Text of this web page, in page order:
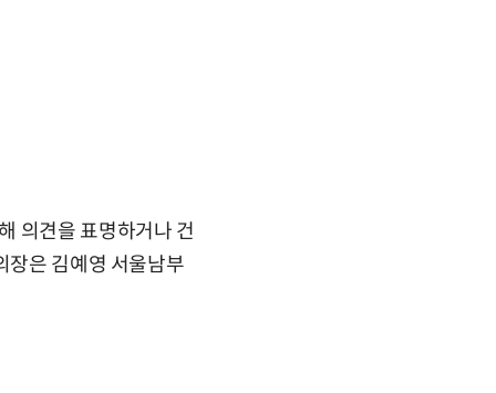
의견을 표명하거나 건
장은 김예영 서울남부